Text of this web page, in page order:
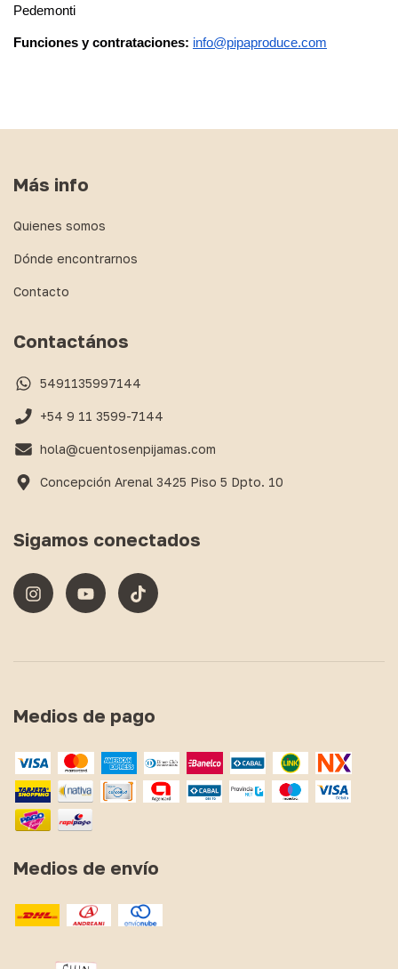
Pedemonti
Funciones y contrataciones: info@pipaproduce.com
Más info
Quienes somos
Dónde encontrarnos
Contacto
Contactános
5491135997144
+54 9 11 3599-7144
hola@cuentosenpijamas.com
Concepción Arenal 3425 Piso 5 Dpto. 10
Sigamos conectados
Medios de pago
Medios de envío